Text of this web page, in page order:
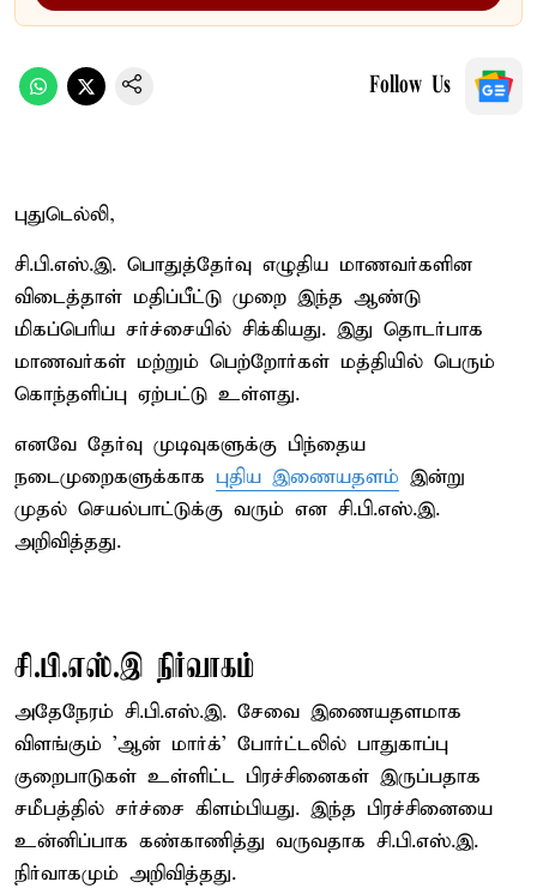
Follow Us
புதுடெல்லி,
சி.பி.எஸ்.இ. பொதுத்தேர்வு எழுதிய மாணவர்களின
விடைத்தாள் மதிப்பீட்டு முறை இந்த ஆண்டு
மிகப்பெரிய சர்ச்சையில் சிக்கியது. இது தொடர்பாக
மாணவர்கள் மற்றும் பெற்றோர்கள் மத்தியில் பெரும்
கொந்தளிப்பு ஏற்பட்டு உள்ளது.
எனவே தேர்வு முடிவுகளுக்கு பிந்தைய
நடைமுறைகளுக்காக புதிய இணையதளம் இன்று
முதல் செயல்பாட்டுக்கு வரும் என சி.பி.எஸ்.இ.
அறிவித்தது.
சி.பி.எஸ்.இ நிர்வாகம்
அதேநேரம் சி.பி.எஸ்.இ. சேவை இணையதளமாக
விளங்கும் 'ஆன் மார்க்' போர்ட்டலில் பாதுகாப்பு
குறைபாடுகள் உள்ளிட்ட பிரச்சினைகள் இருப்பதாக
சமீபத்தில் சர்ச்சை கிளம்பியது. இந்த பிரச்சினையை
உன்னிப்பாக கண்காணித்து வருவதாக சி.பி.எஸ்.இ.
நிர்வாகமும் அறிவித்தது.